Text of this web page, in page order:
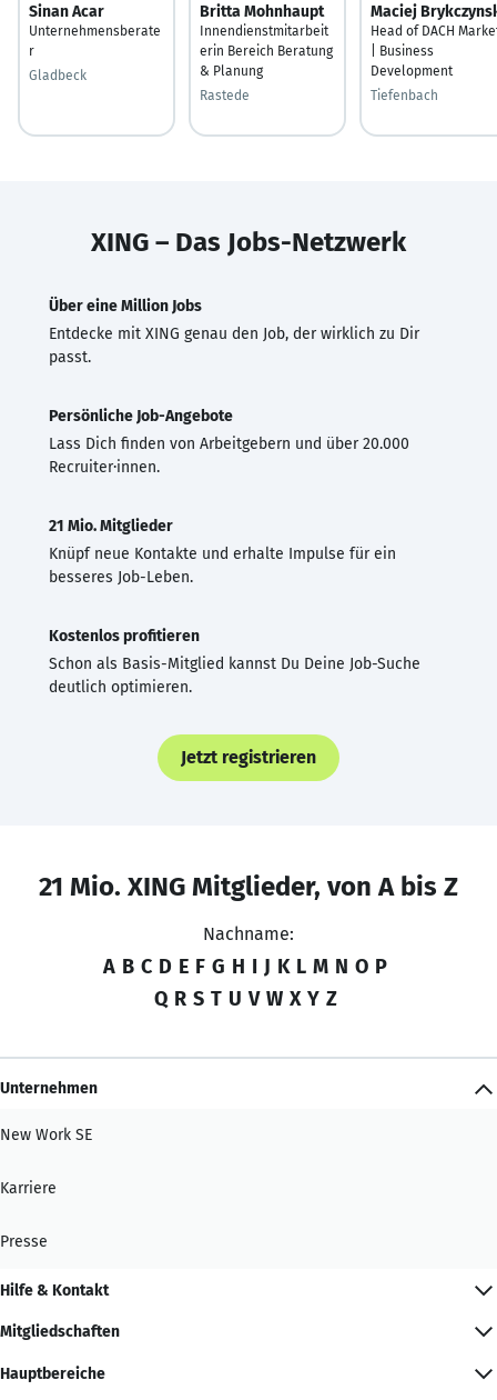
Sinan Acar
Unternehmensberate
r
Gladbeck
Britta Mohnhaupt
Innendienstmitarbeit
erin Bereich Beratung
& Planung
Rastede
Maciej
Head of DACH
| Business
Development
Tiefenbach
XING – Das Jobs-Netzwerk
Über eine Million Jobs
Entdecke mit XING genau den Job, der wirklich zu Dir
passt.
Persönliche Job-Angebote
Lass Dich finden von Arbeitgebern und über 20.000
Recruiter·innen.
21 Mio. Mitglieder
Knüpf neue Kontakte und erhalte Impulse für ein
besseres Job-Leben.
Kostenlos profitieren
Schon als Basis-Mitglied kannst Du Deine Job-Suche
deutlich optimieren.
Jetzt registrieren
21 Mio. XING Mitglieder, von A bis Z
Nachname:
A B C D E F G H I J K L M N O P
Q R S T U V W X Y Z
Unternehmen
New Work SE
Karriere
Presse
Hilfe & Kontakt
Mitgliedschaften
Hauptbereiche